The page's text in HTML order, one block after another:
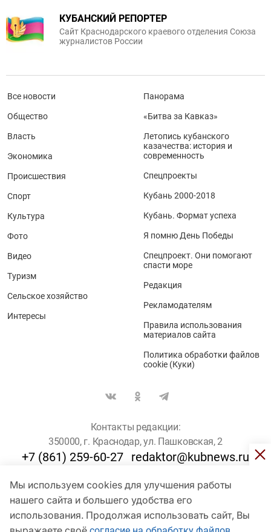
Мы используем cookies для улучшения работы
нашего сайта и большего удобства его
использования. Продолжая использовать сайт, Вы
КУБАНСКИЙ РЕПОРТЕР
Сайт Краснодарского краевого отделения Союза
журналистов России
Все новости
Общество
Власть
Экономика
Происшествия
Спорт
Культура
Фото
Видео
Туризм
Сельское хозяйство
Интересы
Панорама
«Битва за Кавказ»
Летопись кубанского
казачества: история и
современность
Спецпроекты
Кубань 2000-2018
Кубань. Формат успеха
Я помню День Победы
Спецпроект. Они помогают
спасти море
Редакция
Рекламодателям
Правила использования
материалов сайта
Политика обработки файлов
cookie (Куки)
Контакты редакции:
350000, г. Краснодар, ул. Пашковская, 2
+7 (861) 259-60-27 redaktor@kubnews.ru
Для пользователей старше 16 лет
© Кубанские Новости, 2017
Сетевое издание «kubnews» зарегистрировано Федеральной